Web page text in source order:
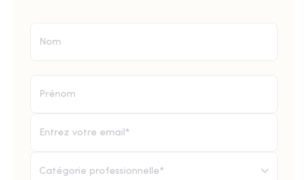
Catégorie professionnelle*